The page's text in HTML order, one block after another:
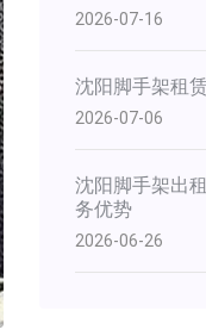
2026-07-16
沈阳脚手架租
2026-07-06
沈阳脚手架出
务优势
2026-06-26